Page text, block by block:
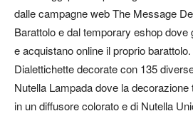
dalle campagne webThe Message
Barattoloe dal temporary eshop dove
e acquistano online il proprio
Dialettichettedecorate con 135
Nutella Lampadadove la
in un diffusore colorato e di Nutella